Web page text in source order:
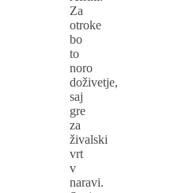
Za
otroke
bo
to
noro
doživetje,
saj
gre
za
živalski
vrt
v
naravi.